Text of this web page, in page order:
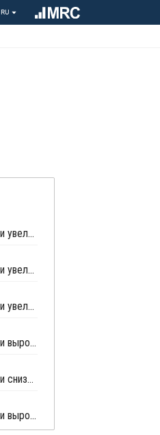
RU
Экспорт сополимеров ПП из Южной Кореи увеличился в апреле почти на 6%
Экспорт сополимеров ПП из Южной Кореи увеличился в феврале на 9%
Экспорт сополимеров ПП из Южной Кореи увеличился в январе на 6,55%
Экспорт сополимеров ПП из Южной Кореи вырос в октябре почти на 17%
Экспорт сополимеров ПП из Южной Кореи снизился в сентябре на 9,21%
Экспорт сополимеров ПП из Южной Кореи вырос в августе почти на 3%